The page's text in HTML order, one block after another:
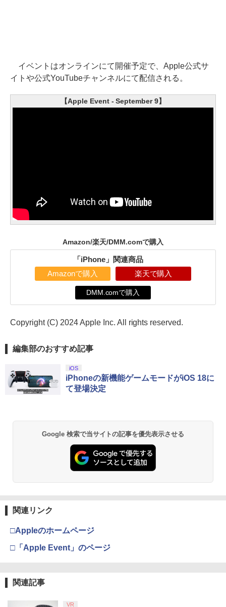
イベントはオンラインにて開催予定で、Apple公式サ
イトや公式YouTubeチャンネルにて配信される。
【Apple Event - September 9】
Amazon/楽天/DMM.comで購入
「iPhone」関連商品
Amazonで購入 楽天で購入
DMM.comで購入
Copyright (C) 2024 Apple Inc. All rights reserved.
編集部のおすすめ記事
iOS
iPhoneの新機能ゲームモードがiOS 18に
て登場決定
Google 検索で当サイトの記事を優先表示させる
関連リンク
□Appleのホームページ
□「Apple Event」のページ
関連記事
VR